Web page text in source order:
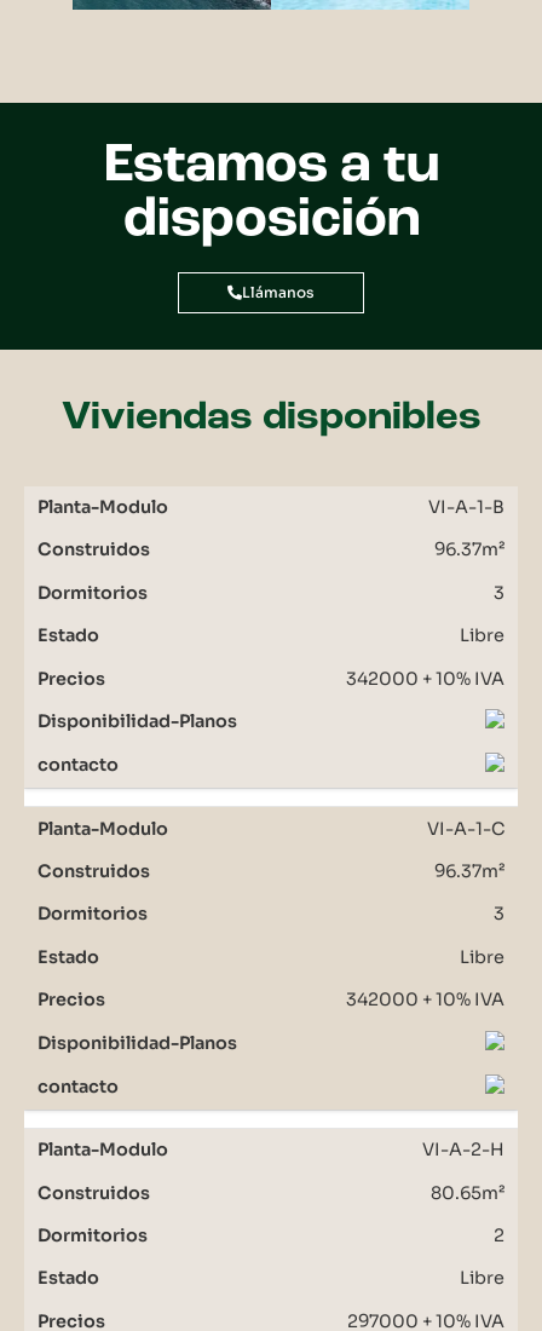
Estamos a tu
disposición
Llámanos
Viviendas disponibles
VI-A-1-B
96.37m²
3
Libre
342000 + 10% IVA
VI-A-1-C
96.37m²
3
Libre
342000 + 10% IVA
VI-A-2-H
80.65m²
2
Libre
297000 + 10% IVA